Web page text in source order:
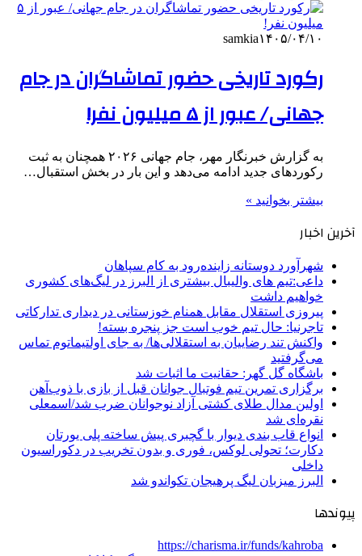
samkia۱۴۰۵/۰۴/۱۰
رکورد تاریخی حضور تماشاگران در جام
جهانی/ عبور از ۵ میلیون نفر!
به گزارش خبرنگار مهر، جام جهانی ۲۰۲۶ همچنان به ثبت
رکوردهای جدید ادامه می‌دهد و این بار در بخش استقبال…
بیشتر بخوانید »
آخرین اخبار
شهرآورد دوستانه زاینده‌رود به کام سپاهان
داعی:تیم های والیبال بیشتری از البرز در لیگ‌های کشوری
خواهیم داشت
پیروزی استقلال مقابل همنام خوزستانی در دیداری تدارکاتی
تاجرنیا: حال تیم خوب است جز پنجره بسته!
واکنش تند رضاییان به استقلالی‌ها/ به جای اولتیماتوم تماس
می‌گرفتید
باشگاه گل گهر: حقانیت ما اثبات شد
برگزاری تمرین تیم فوتبال جوانان قبل از بازی با ذوب‌آهن
اولین مدال طلای کشتی آزاد نوجوانان ضرب شد/اسمعلی
نقره‌ای شد
انواع قاب بندی دیوار با گچبری پیش ساخته پلی یورتان
دکارت؛ تحولی لوکس، فوری و بدون تخریب در دکوراسیون
داخلی
البرز میزبان لیگ پرهیجان تکواندو شد
پیوندها
https://charisma.ir/funds/kahroba